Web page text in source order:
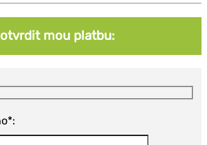
mou platbu: